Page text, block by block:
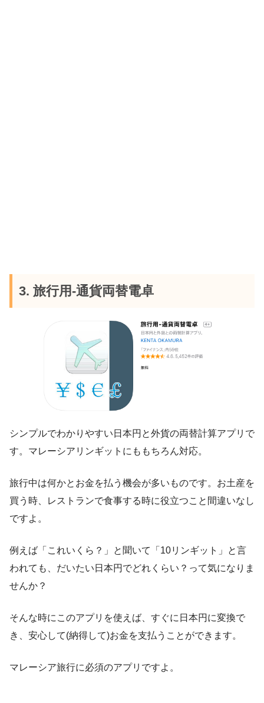
3. 旅行用-通貨両替電卓
シンプルでわかりやすい日本円と外貨の両替計算アプリで
す。マレーシアリンギットにももちろん対応。
旅行中は何かとお金を払う機会が多いものです。お土産を
買う時、レストランで食事する時に役立つこと間違いなし
ですよ。
例えば「これいくら？」と聞いて「10リンギット」と言
われても、だいたい日本円でどれくらい？って気になりま
せんか？
そんな時にこのアプリを使えば、すぐに日本円に変換で
き、安心して(納得して)お金を支払うことができます。
マレーシア旅行に必須のアプリですよ。